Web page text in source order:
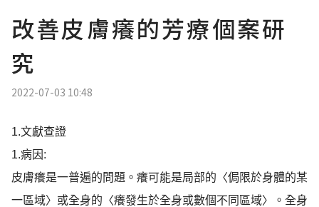
改善皮膚癢的芳療個案研
究
2022-07-03 10:48
1.文獻查證
1.病因 :
皮膚癢是一普遍的問題。癢可能是局部的〈侷限於身體的某
一區域〉或全身的〈癢發生於全身或數個不同區域〉。全身